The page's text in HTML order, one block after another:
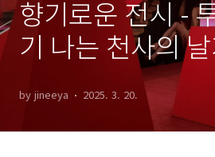
향기로운 전시 -
기 나는 천사의
by jineeya 2025. 3. 20.